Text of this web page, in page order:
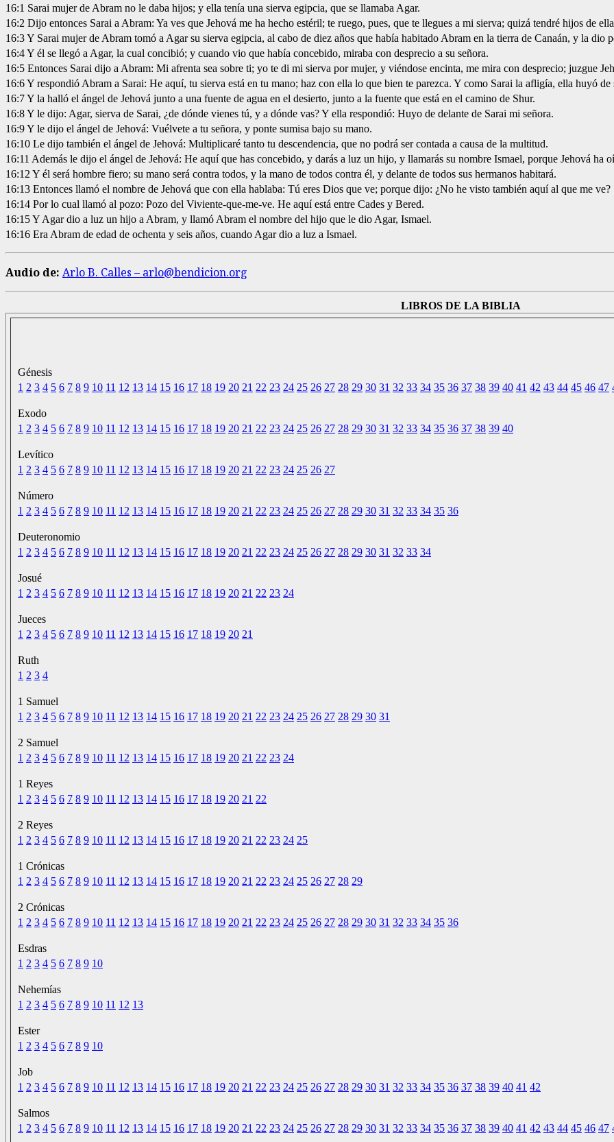
16:1 Sarai mujer de Abram no le daba hijos; y ella tenía una sierva egipcia, que se llamaba Agar.
16:2 Dijo entonces Sarai a Abram: Ya ves que Jehová me ha hecho estéril; te ruego, pues, que te llegues a mi sierva; quizá tendré hijos de
16:3 Y Sarai mujer de Abram tomó a Agar su sierva egipcia, al cabo de diez años que había habitado Abram en la tierra de Canaán, y la dio
16:4 Y él se llegó a Agar, la cual concibió; y cuando vio que había concebido, miraba con desprecio a su señora.
16:5 Entonces Sarai dijo a Abram: Mi afrenta sea sobre ti; yo te di mi sierva por mujer, y viéndose encinta, me mira con desprecio; juzgue
16:6 Y respondió Abram a Sarai: He aquí, tu sierva está en tu mano; haz con ella lo que bien te parezca. Y como Sarai la afligía, ella huyó de
16:7 Y la halló el ángel de Jehová junto a una fuente de agua en el desierto, junto a la fuente que está en el camino de Shur.
16:8 Y le dijo: Agar, sierva de Sarai, ¿de dónde vienes tú, y a dónde vas? Y ella respondió: Huyo de delante de Sarai mi señora.
16:9 Y le dijo el ángel de Jehová: Vuélvete a tu señora, y ponte sumisa bajo su mano.
16:10 Le dijo también el ángel de Jehová: Multiplicaré tanto tu descendencia, que no podrá ser contada a causa de la multitud.
16:11 Además le dijo el ángel de Jehová: He aquí que has concebido, y darás a luz un hijo, y llamarás su nombre Ismael, porque Jehová ha
16:12 Y él será hombre fiero; su mano será contra todos, y la mano de todos contra él, y delante de todos sus hermanos habitará.
16:13 Entonces llamó el nombre de Jehová que con ella hablaba: Tú eres Dios que ve; porque dijo: ¿No he visto también aquí al que me ve?
16:14 Por lo cual llamó al pozo: Pozo del Viviente-que-me-ve. He aquí está entre Cades y Bered.
16:15 Y Agar dio a luz un hijo a Abram, y llamó Abram el nombre del hijo que le dio Agar, Ismael.
16:16 Era Abram de edad de ochenta y seis años, cuando Agar dio a luz a Ismael.
Audio de: Arlo B. Calles – arlo@bendicion.org
LIBROS DE LA BIBLIA
Génesis
1 2 3 4 5 6 7 8 9 10 11 12 13 14 15 16 17 18 19 20 21 22 23 24 25 26 27 28 29 30 31 32 33 34 35 36 37 38 39 40 41 42 43 44 45 46 47
Exodo
1 2 3 4 5 6 7 8 9 10 11 12 13 14 15 16 17 18 19 20 21 22 23 24 25 26 27 28 29 30 31 32 33 34 35 36 37 38 39 40
Levítico
1 2 3 4 5 6 7 8 9 10 11 12 13 14 15 16 17 18 19 20 21 22 23 24 25 26 27
Número
1 2 3 4 5 6 7 8 9 10 11 12 13 14 15 16 17 18 19 20 21 22 23 24 25 26 27 28 29 30 31 32 33 34 35 36
Deuteronomio
1 2 3 4 5 6 7 8 9 10 11 12 13 14 15 16 17 18 19 20 21 22 23 24 25 26 27 28 29 30 31 32 33 34
Josué
1 2 3 4 5 6 7 8 9 10 11 12 13 14 15 16 17 18 19 20 21 22 23 24
Jueces
1 2 3 4 5 6 7 8 9 10 11 12 13 14 15 16 17 18 19 20 21
Ruth
1 2 3 4
1 Samuel
1 2 3 4 5 6 7 8 9 10 11 12 13 14 15 16 17 18 19 20 21 22 23 24 25 26 27 28 29 30 31
2 Samuel
1 2 3 4 5 6 7 8 9 10 11 12 13 14 15 16 17 18 19 20 21 22 23 24
1 Reyes
1 2 3 4 5 6 7 8 9 10 11 12 13 14 15 16 17 18 19 20 21 22
2 Reyes
1 2 3 4 5 6 7 8 9 10 11 12 13 14 15 16 17 18 19 20 21 22 23 24 25
1 Crónicas
1 2 3 4 5 6 7 8 9 10 11 12 13 14 15 16 17 18 19 20 21 22 23 24 25 26 27 28 29
2 Crónicas
1 2 3 4 5 6 7 8 9 10 11 12 13 14 15 16 17 18 19 20 21 22 23 24 25 26 27 28 29 30 31 32 33 34 35 36
Esdras
1 2 3 4 5 6 7 8 9 10
Nehemías
1 2 3 4 5 6 7 8 9 10 11 12 13
Ester
1 2 3 4 5 6 7 8 9 10
Job
1 2 3 4 5 6 7 8 9 10 11 12 13 14 15 16 17 18 19 20 21 22 23 24 25 26 27 28 29 30 31 32 33 34 35 36 37 38 39 40 41 42
Salmos
1 2 3 4 5 6 7 8 9 10 11 12 13 14 15 16 17 18 19 20 21 22 23 24 25 26 27 28 29 30 31 32 33 34 35 36 37 38 39 40 41 42 43 44 45 46 47